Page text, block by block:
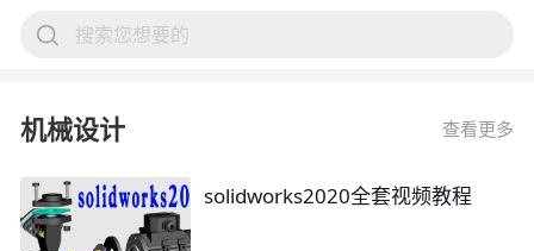
搜索您想要的
机械设计 查看更多
solidworks2020全套视频教程